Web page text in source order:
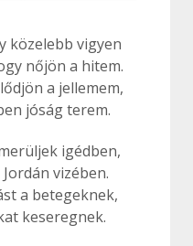
közelebb vigyen
nőjön a hitem.
a jellemem,
jóság terem.
igédben,
vizében.
a betegeknek,
keseregnek.